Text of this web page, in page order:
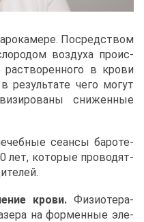
По­сред­ством
воз­ду­ха про­ис­
рас­тво­рен­но­го в кро­ви
ре­зуль­та­те че­го мо­гут
сни­жен­ные
се­ан­сы ба­ро­те­
лет, ко­то­рые про­во­дят­
кро­ви. Фи­зио­те­ра­
на фор­мен­ные эле­